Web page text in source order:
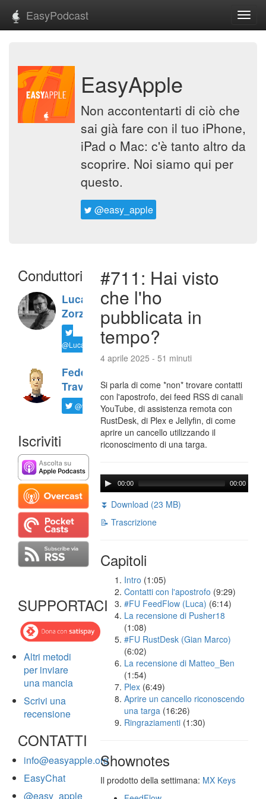
EasyPodcast
EasyApple
Non accontentarti di ciò che
sai già fare con il tuo iPhone,
iPad o Mac: c'è tanto altro da
scoprire. Noi siamo qui per
questo.
@easy_apple
Conduttori
Luca
Zorzi
@LucaTNT
Federico
Travaini
@ftrava
Iscriviti
SUPPORTACI
Altri metodi
per inviare
una mancia
Scrivi una
recensione
CONTATTI
info@easyapple.org
EasyChat
@easy_apple
#711: Hai visto
che l'ho
pubblicata in
tempo?
4 aprile 2025 - 51 minuti
Si parla di come *non* trovare contatti
con l'apostrofo, dei feed RSS di canali
YouTube, di assistenza remota con
RustDesk, di Plex e Jellyfin, di come
aprire un cancello utilizzando il
riconoscimento di una targa.
00:00 00:00
⏬ Download (23 MB)
📝 Trascrizione
Capitoli
Intro (1:05)
Contatti con l'apostrofo (9:29)
#FU FeedFlow (Luca) (6:14)
La recensione di Pusher18
(1:08)
#FU RustDesk (Gian Marco)
(6:02)
La recensione di Matteo_Ben
(1:54)
Plex (6:49)
Aprire un cancello riconoscendo
una targa (16:26)
Ringraziamenti (1:30)
Shownotes
Il prodotto della settimana: MX Keys